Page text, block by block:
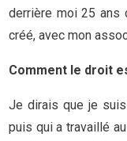
derrière moi 25 ans
créé, avec mon
Comment le droit
Je dirais que je suis
puis qui a travaillé